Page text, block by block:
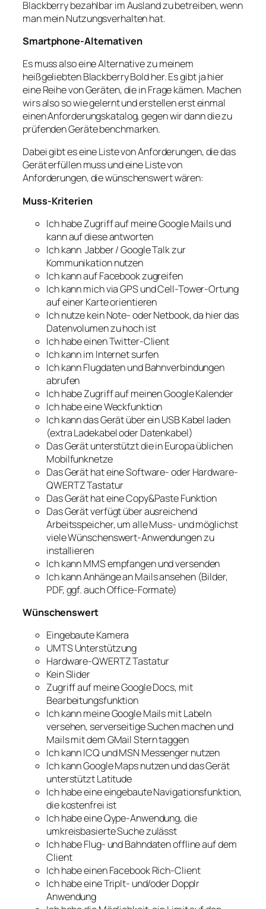
Blackberry bezahlbar im Ausland zu betreiben, wenn
man mein Nutzungsverhalten hat.
Smartphone-Alternativen
Es muss also eine Alternative zu meinem
heißgeliebten Blackberry Bold her. Es gibt ja hier
eine Reihe von Geräten, die in Frage kämen. Machen
wirs also so wie gelernt und erstellen erst einmal
einen Anforderungskatalog, gegen wir dann die zu
prüfenden Geräte benchmarken.
Dabei gibt es eine Liste von Anforderungen, die das
Gerät erfüllen muss und eine Liste von
Anforderungen, die wünschenswert wären:
Muss-Kriterien
Ich habe Zugriff auf meine Google Mails und
kann auf diese antworten
Ich kann Jabber / Google Talk zur
Kommunikation nutzen
Ich kann auf Facebook zugreifen
Ich kann mich via GPS und Cell-Tower-Ortung
auf einer Karte orientieren
Ich nutze kein Note- oder Netbook, da hier das
Datenvolumen zu hoch ist
Ich habe einen Twitter-Client
Ich kann im Internet surfen
Ich kann Flugdaten und Bahnverbindungen
abrufen
Ich habe Zugriff auf meinen Google Kalender
Ich habe eine Weckfunktion
Ich kann das Gerät über ein USB Kabel laden
(extra Ladekabel oder Datenkabel)
Das Gerät unterstützt die in Europa üblichen
Mobilfunknetze
Das Gerät hat eine Software- oder Hardware-
QWERTZ Tastatur
Das Gerät hat eine Copy&Paste Funktion
Das Gerät verfügt über ausreichend
Arbeitsspeicher, um alle Muss- und möglichst
viele Wünschenswert-Anwendungen zu
installieren
Ich kann MMS empfangen und versenden
Ich kann Anhänge an Mails ansehen (Bilder,
PDF, ggf. auch Office-Formate)
Wünschenswert
Eingebaute Kamera
UMTS Unterstützung
Hardware-QWERTZ Tastatur
Kein Slider
Zugriff auf meine Google Docs, mit
Bearbeitungsfunktion
Ich kann meine Google Mails mit Labeln
versehen, serverseitige Suchen machen und
Mails mit dem GMail Stern taggen
Ich kann ICQ und MSN Messenger nutzen
Ich kann Google Maps nutzen und das Gerät
unterstützt Latitude
Ich habe eine eingebaute Navigationsfunktion,
die kostenfrei ist
Ich habe eine Qype-Anwendung, die
umkreisbasierte Suche zulässt
Ich habe Flug- und Bahndaten offline auf dem
Client
Ich habe einen Facebook Rich-Client
Ich habe eine TripIt- und/oder Dopplr
Anwendung